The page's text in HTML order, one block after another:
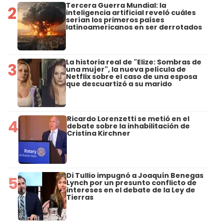
2 Tercera Guerra Mundial: la
inteligencia artificial reveló cuáles
serían los primeros países
latinoamericanos en ser derrotados
3 La historia real de "Elize: Sombras de
una mujer", la nueva película de
Netflix sobre el caso de una esposa
que descuartizó a su marido
4 Ricardo Lorenzetti se metió en el
debate sobre la inhabilitación de
Cristina Kirchner
5 Di Tullio impugnó a Joaquín Benegas
Lynch por un presunto conflicto de
intereses en el debate de la Ley de
Tierras